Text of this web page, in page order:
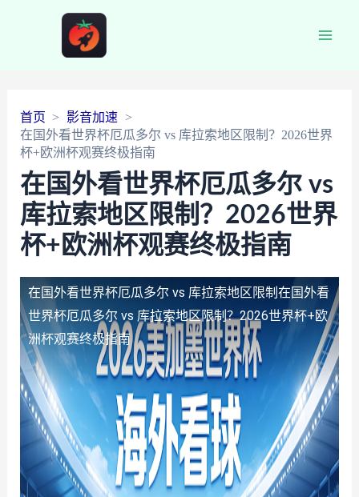
首页
影音加速
在国外看世界杯厄瓜多尔 vs 库拉索地区限制？2026世界
杯+欧洲杯观赛终极指南
在国外看世界杯厄瓜多尔 vs
库拉索地区限制？2026世界
杯+欧洲杯观赛终极指南
在国外看世界杯厄瓜多尔 vs 库拉索地区限制 在国外看
世界杯厄瓜多尔 vs 库拉索地区限制？2026世界杯+欧
洲杯观赛终极指南